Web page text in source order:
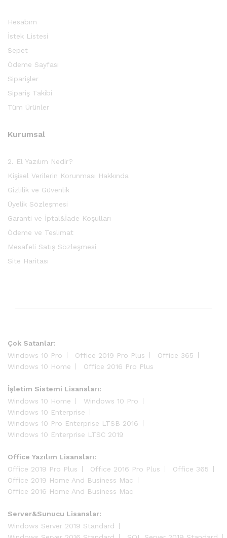
Hesabım
İstek Listesi
Sepet
Ödeme Sayfası
Siparişler
Sipariş Takibi
Tüm Ürünler
Kurumsal
2. El Yazılım Nedir?
Kişisel Verilerin Korunması Hakkında
Gizlilik ve Güvenlik
Üyelik Sözleşmesi
Garanti ve İptal&İade Koşulları
Ödeme ve Teslimat
Mesafeli Satış Sözleşmesi
Site Haritası
Çok Satanlar:
Windows 10 Pro
Office 2019 Pro Plus
Office 365
Windows 10 Home
Office 2016 Pro Plus
İşletim Sistemi Lisansları:
Windows 10 Home
Windows 10 Pro
Windows 10 Enterprise
Windows 10 Pro Enterprise LTSB 2016
Windows 10 Enterprise LTSC 2019
Office Yazılım Lisansları:
Office 2019 Pro Plus
Office 2016 Pro Plus
Office 365
Office 2019 Home And Business Mac
Office 2016 Home And Business Mac
Server&Sunucu Lisanslar:
Windows Server 2019 Standard